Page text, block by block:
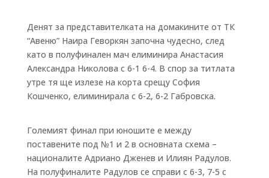
Денят за представителката на домакините от ТК
“Авеню” Наира Геворкян започна чудесно, след
като в полуфинален мач елиминира Анастасия
Александра Николова с 6-1 6-4. В спор за титлата
утре тя ще излезе на корта срещу София
Кошченко, елиминирала с 6-2, 6-2 Габровска.
Големият финал при юношите е между
поставените под №1 и 2 в основната схема –
националите Адриано Дженев и Илиян Радулов.
На полуфиналите Радулов се справи с 6-3, 7-5 с